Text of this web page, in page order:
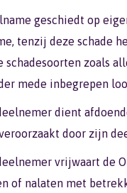
geschiedt op
tenzij deze schade
schadesoorten zoals
mede inbegrepen
dient
door zijn
vrijwaart de
of nalaten met